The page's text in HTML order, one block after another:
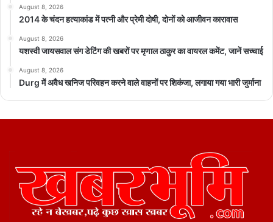
August 8, 2026
2014 के चंदन हत्याकांड में पत्नी और प्रेमी दोषी, दोनों को आजीवन कारावास
August 8, 2026
यशस्वी जायसवाल संग डेटिंग की खबरों पर मृणाल ठाकुर का वायरल कमेंट, जानें सच्चाई
August 8, 2026
Durg में अवैध खनिज परिवहन करने वाले वाहनों पर शिकंजा, लगाया गया भारी जुर्माना